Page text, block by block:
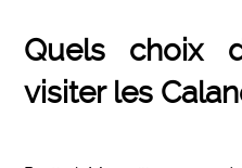
Quels choix
visiter les